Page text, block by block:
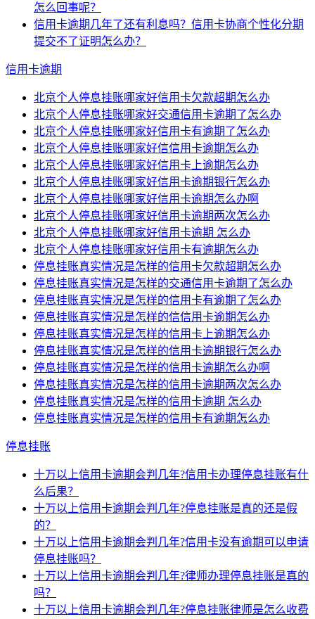
怎么回事呢？
信用卡逾期几年了还有利息吗？信用卡协商个性化分期
提交不了证明怎么办？
信用卡逾期
北京个人停息挂账哪家好信用卡欠款超期怎么办
北京个人停息挂账哪家好交通信用卡逾期了怎么办
北京个人停息挂账哪家好信用卡有逾期了怎么办
北京个人停息挂账哪家好信信用卡逾期怎么办
北京个人停息挂账哪家好信用卡上逾期怎么办
北京个人停息挂账哪家好信用卡逾期银行怎么办
北京个人停息挂账哪家好信用卡逾期怎么办啊
北京个人停息挂账哪家好信用卡逾期两次怎么办
北京个人停息挂账哪家好信用卡逾期 怎么办
北京个人停息挂账哪家好信用卡有逾期怎么办
停息挂账真实情况是怎样的信用卡欠款超期怎么办
停息挂账真实情况是怎样的交通信用卡逾期了怎么办
停息挂账真实情况是怎样的信用卡有逾期了怎么办
停息挂账真实情况是怎样的信信用卡逾期怎么办
停息挂账真实情况是怎样的信用卡上逾期怎么办
停息挂账真实情况是怎样的信用卡逾期银行怎么办
停息挂账真实情况是怎样的信用卡逾期怎么办啊
停息挂账真实情况是怎样的信用卡逾期两次怎么办
停息挂账真实情况是怎样的信用卡逾期 怎么办
停息挂账真实情况是怎样的信用卡有逾期怎么办
停息挂账
十万以上信用卡逾期会判几年?信用卡办理停息挂账有什
么后果？
十万以上信用卡逾期会判几年?停息挂账是真的还是假
的？
十万以上信用卡逾期会判几年?信用卡没有逾期可以申请
停息挂账吗？
十万以上信用卡逾期会判几年?律师办理停息挂账是真的
吗？
十万以上信用卡逾期会判几年?停息挂账律师是怎么收费